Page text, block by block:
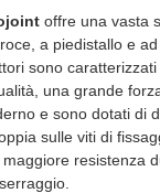
offre una vasta
a piedistallo e ad
sono
una grande
e sono dotati di
sulle viti di
resistenza